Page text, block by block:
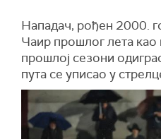
Нападач, рођен 2000.
Чаир прошлог лета
прошлој сезони
пута се уписао у